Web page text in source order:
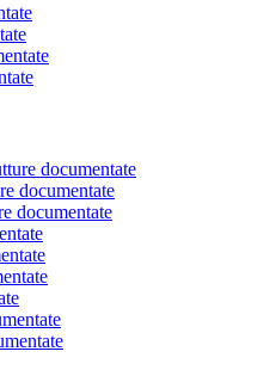
documentate
documentate
documentate